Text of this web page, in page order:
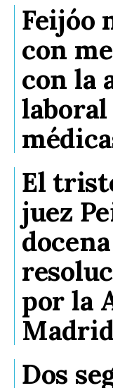
Feijóo
con
con la
laboral
El
juez
por la
Dos